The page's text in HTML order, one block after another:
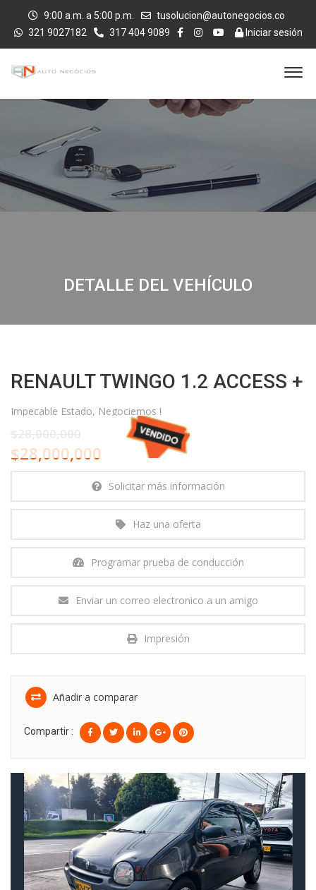
9:00 a.m. a 5:00 p.m.
tusolucion@autonegocios.co
321 9027182
317 404 9089 Iniciar sesión
DETALLE DEL VEHÍCULO
RENAULT TWINGO 1.2 ACCESS +
Impecable Estado, Negociemos !
$28,000,000
Solicitar más información
Haz una oferta
Programar prueba de conducción
Enviar un correo electronico a un amigo
Impresión
Añadir a comparar
Compartir :